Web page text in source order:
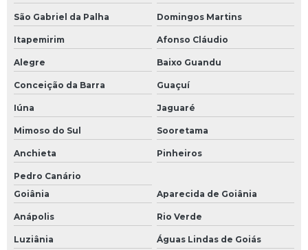
São Gabriel da Palha Domingos Martins
Itapemirim Afonso Cláudio
Alegre Baixo Guandu
Conceição da Barra Guaçuí
Iúna Jaguaré
Mimoso do Sul Sooretama
Anchieta Pinheiros
Pedro Canário
Goiânia
Aparecida de Goiânia
Anápolis Rio Verde
Luziânia Águas Lindas de Goiás